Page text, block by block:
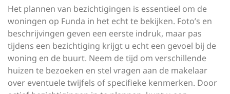
Het plannen van bezichtigingen is essentieel om de
woningen op Funda in het echt te bekijken. Foto’s en
beschrijvingen geven een eerste indruk, maar pas
tijdens een bezichtiging krijgt u echt een gevoel bij de
woning en de buurt. Neem de tijd om verschillende
huizen te bezoeken en stel vragen aan de makelaar
over eventuele twijfels of specifieke kenmerken. Door